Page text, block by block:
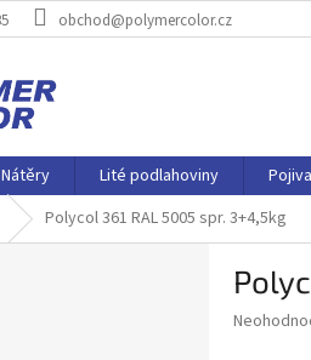
obchod@polymercolor.cz
Nátěry Lité podlahoviny Pojiva
Polycol 361 RAL 5005 spr. 3+4,5kg
Průměrné